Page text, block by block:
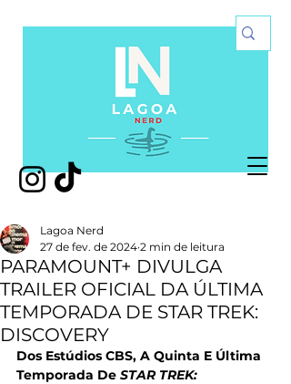
PARAMOUNT+ DIVULGA
TRAILER OFICIAL DA ÚLTIMA
TEMPORADA DE STAR TREK:
DISCOVERY
Lagoa Nerd
27 de fev. de 2024 2 min de leitura
Dos Estúdios CBS, A Quinta E Última
Temporada De STAR TREK: